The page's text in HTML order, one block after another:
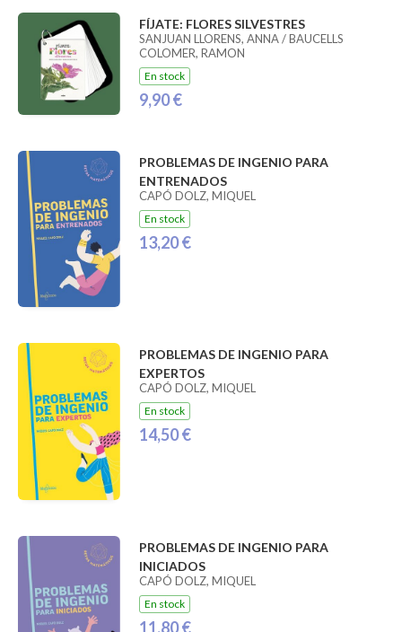
FÍJATE: FLORES SILVESTRES
SANJUAN LLORENS, ANNA / BAUCELLS
COLOMER, RAMON
En stock
9,90 €
PROBLEMAS DE INGENIO PARA
ENTRENADOS
CAPÓ DOLZ, MIQUEL
En stock
13,20 €
PROBLEMAS DE INGENIO PARA
EXPERTOS
CAPÓ DOLZ, MIQUEL
En stock
14,50 €
PROBLEMAS DE INGENIO PARA
INICIADOS
CAPÓ DOLZ, MIQUEL
En stock
11,80 €